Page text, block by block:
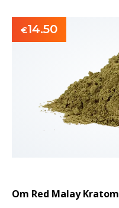
€14.50
Om Red Malay Kratom